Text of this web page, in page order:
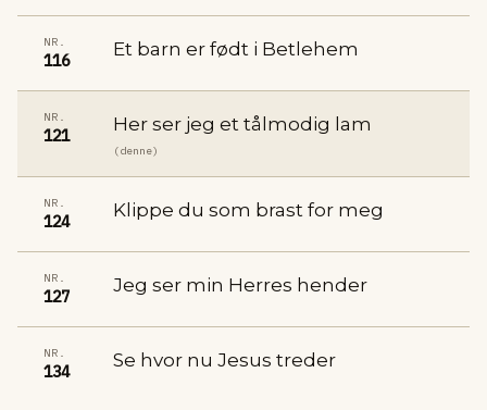
NR.
116
Et barn er født i Betlehem
NR.
121
Her ser jeg et tålmodig lam
(denne)
NR.
124
Klippe du som brast for meg
NR.
127
Jeg ser min Herres hender
NR.
134
Se hvor nu Jesus treder